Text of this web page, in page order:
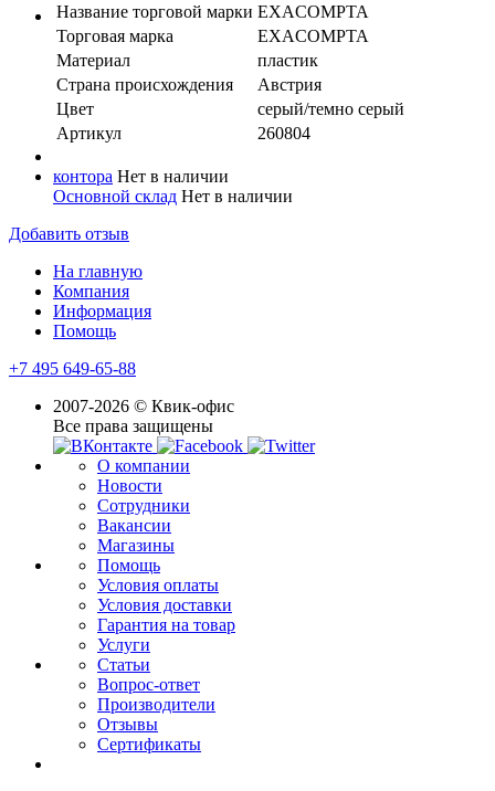
Название торговой марки EXACOMPTA
Торговая марка
EXACOMPTA
Материал
пластик
Страна происхождения
Австрия
Цвет
серый/темно серый
Артикул
260804
контора Нет в наличии
Основной склад Нет в наличии
Добавить отзыв
На главную
Компания
Информация
Помощь
+7 495 649-65-88
2007-2026 © Квик-офис
Все права защищены
О компании
Новости
Сотрудники
Вакансии
Магазины
Помощь
Условия оплаты
Условия доставки
Гарантия на товар
Услуги
Статьи
Вопрос-ответ
Производители
Отзывы
Сертификаты